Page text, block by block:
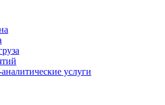
услуги